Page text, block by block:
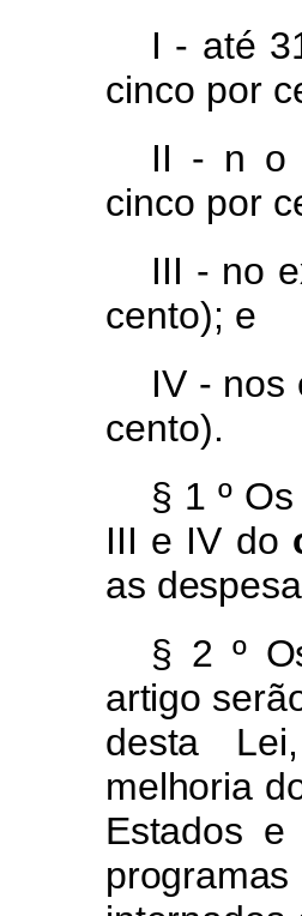
I - até
cinco por
II - n o
cinco por
III - no
cento); e
IV - nos
cento).
§ 1 º Os
III e IV do
as despesa
§ 2 º O
artigo serã
desta Lei
melhoria d
Estados e
programas